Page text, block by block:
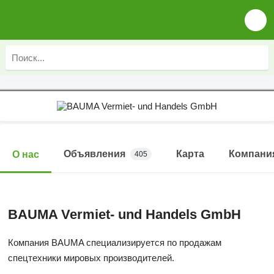
О нас Объявления 405 Карта
BAUMA Vermiet- und Handels GmbH
Компания BAUMA специализируется по продажам
спецтехники мировых производителей.